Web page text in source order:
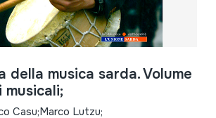
della musica sarda. Volume
musicali;
Casu;Marco Lutzu;